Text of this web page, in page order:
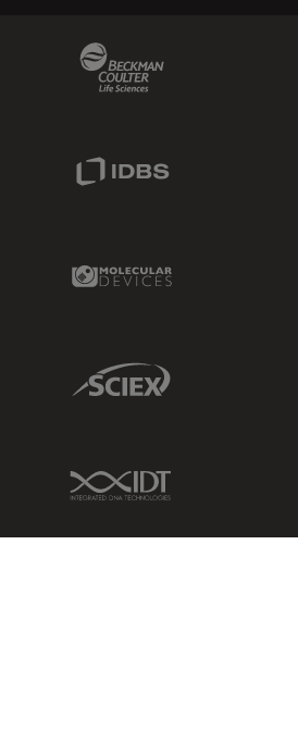
Molecular Devices Link
Sciex Link
IDT Link